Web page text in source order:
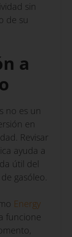
sin
de su
a
no es un
en
Revisar
ayuda a
útil del
gasóleo.
Energy
funcione